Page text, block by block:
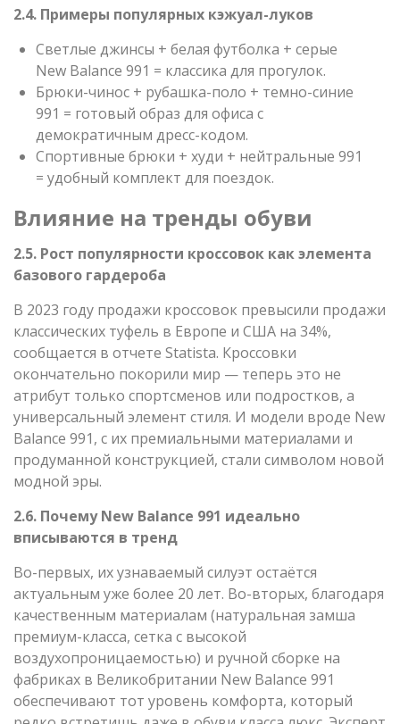
2.4. Примеры популярных кэжуал-луков
Светлые джинсы + белая футболка + серые
New Balance 991 = классика для прогулок.
Брюки-чинос + рубашка-поло + темно-синие
991 = готовый образ для офиса с
демократичным дресс-кодом.
Спортивные брюки + худи + нейтральные 991
= удобный комплект для поездок.
Влияние на тренды обуви
2.5. Рост популярности кроссовок как элемента
базового гардероба
В 2023 году продажи кроссовок превысили продажи
классических туфель в Европе и США на 34%,
сообщается в отчете Statista. Кроссовки
окончательно покорили мир — теперь это не
атрибут только спортсменов или подростков, а
универсальный элемент стиля. И модели вроде New
Balance 991, с их премиальными материалами и
продуманной конструкцией, стали символом новой
модной эры.
2.6. Почему New Balance 991 идеально
вписываются в тренд
Во-первых, их узнаваемый силуэт остаётся
актуальным уже более 20 лет. Во-вторых, благодаря
качественным материалам (натуральная замша
премиум-класса, сетка с высокой
воздухопроницаемостью) и ручной сборке на
фабриках в Великобритании New Balance 991
обеспечивают тот уровень комфорта, который